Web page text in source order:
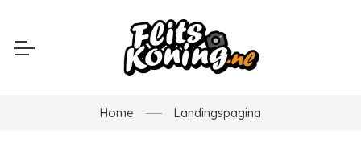
Home Landingspagina